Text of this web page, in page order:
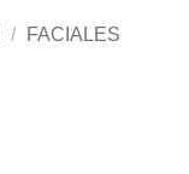
/ FACIALES